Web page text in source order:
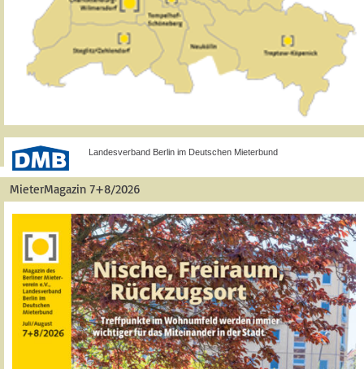
Landesverband Berlin im Deutschen Mieterbund
MieterMagazin 7+8/2026